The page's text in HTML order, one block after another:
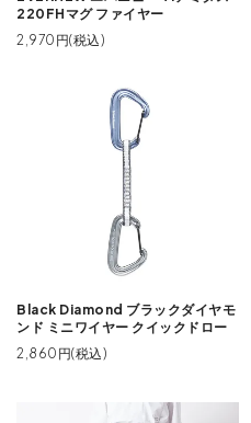
220FHマグ ファイヤー
2,970円(税込)
Black Diamond ブラックダイヤモ
ンド ミニワイヤー クイックドロー
2,860円(税込)